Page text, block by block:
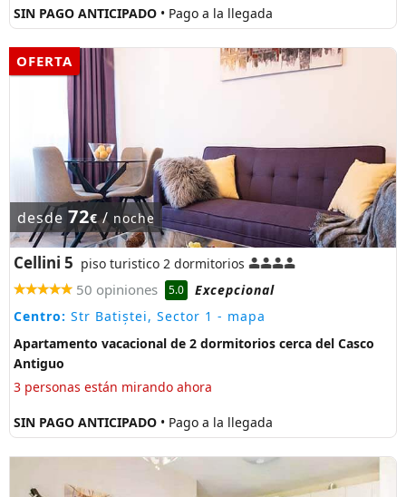
SIN PAGO ANTICIPADO • Pago a la llegada
OFERTA
desde 72€/ noche
Cellini 5 piso turistico 2 dormitorios
50 opiniones 5.0
Excepcional
Centro: Str Batiștei, Sector 1 - mapa
Apartamento vacacional de 2 dormitorios cerca del Casco
Antiguo
3 personas están mirando ahora
SIN PAGO ANTICIPADO • Pago a la llegada